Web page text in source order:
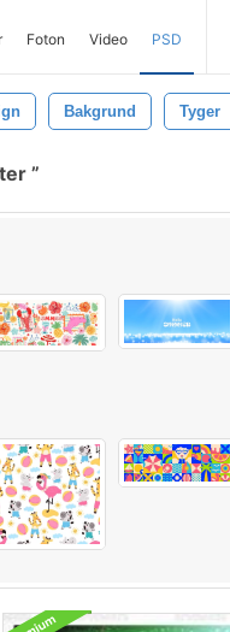
Foton Video PSD
Bakgrund Tyger